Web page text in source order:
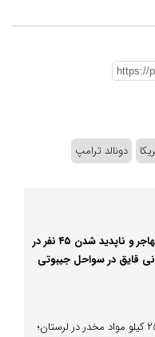
دونالد ترامپ
مرگ ۹ مهاجر و ناپدید شدن ۴۵ نفر در
قایق در سواحل جیبوتی